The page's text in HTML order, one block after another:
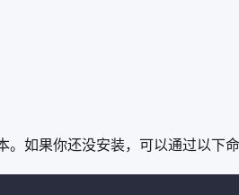
如果你还没安装，可以通过以下命